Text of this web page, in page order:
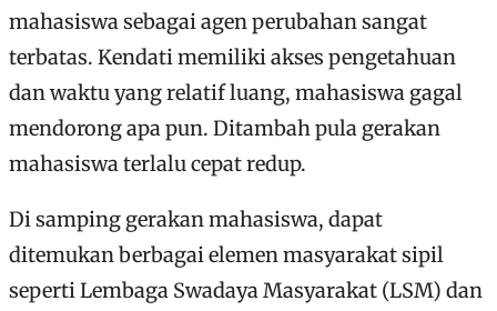
mahasiswa sebagai agen perubahan sangat
terbatas. Kendati memiliki akses pengetahuan
dan waktu yang relatif luang, mahasiswa gagal
mendorong apa pun. Ditambah pula gerakan
mahasiswa terlalu cepat redup.
Di samping gerakan mahasiswa, dapat
ditemukan berbagai elemen masyarakat sipil
seperti Lembaga Swadaya Masyarakat (LSM) dan